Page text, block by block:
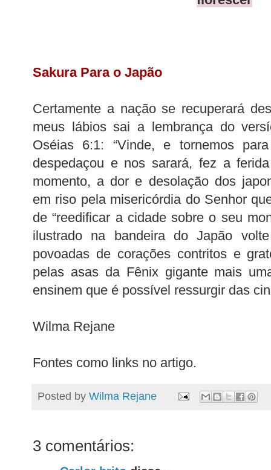
Sakura Para o Japão
Certamente a nação se recuperará
meus lábios sai a lembrança do
Oséias 6:1: “Vinde, e tornemos
despedaçou e nos sarará, fez a
momento, a dor e desolação dos
em riso pela misericórdia do Senhor
de “reedificar a cidade sobre o seu
ilustrado na bandeira do Japão
povoadas de corações contritos e
pelas asas da Fênix gigante mais
ensinem que é possível ressurgir das
Wilma Rejane
Fontes como links no artigo.
Posted by Wilma Rejane
3 comentários: